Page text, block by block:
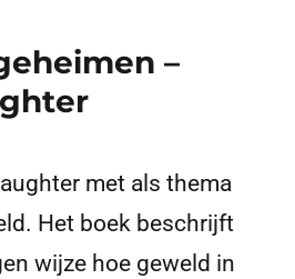
–
met als thema
Het boek beschrijft
wijze hoe geweld in